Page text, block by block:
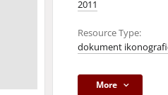
2011
Resource Type:
dokument
More